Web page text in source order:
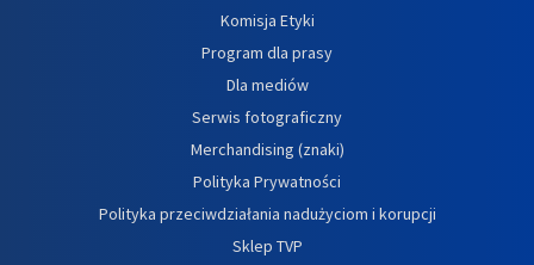
Komisja Etyki
Program dla prasy
Dla mediów
Serwis fotograficzny
Merchandising (znaki)
Polityka Prywatności
Polityka przeciwdziałania nadużyciom i korupcji
Sklep TVP